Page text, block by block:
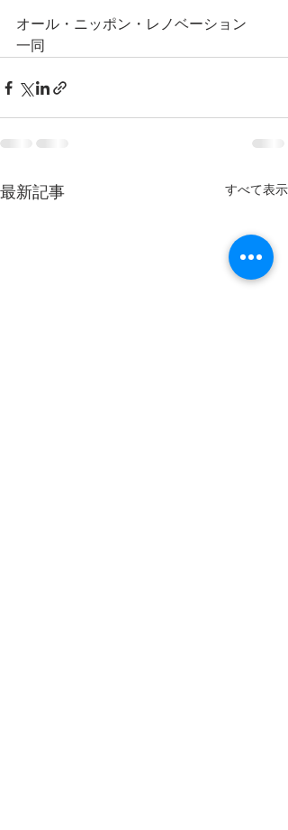
オール・ニッポン・レノベーション
一同
最新記事 すべて表示